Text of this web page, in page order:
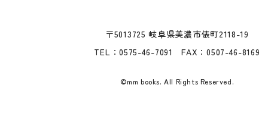
〒5013725 岐阜県美濃市俵町2118-19
TEL：0575-46-7091 FAX：0507-46-8169
©mm books. All Rights Reserved.